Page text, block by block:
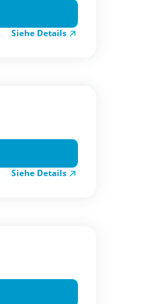
Siehe Details
Siehe Details